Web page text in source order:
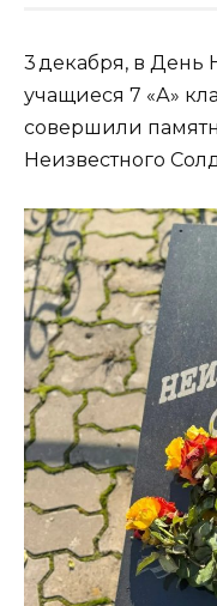
3 декабря, в День
учащиеся 7 «А»
совершили
Неизвестного